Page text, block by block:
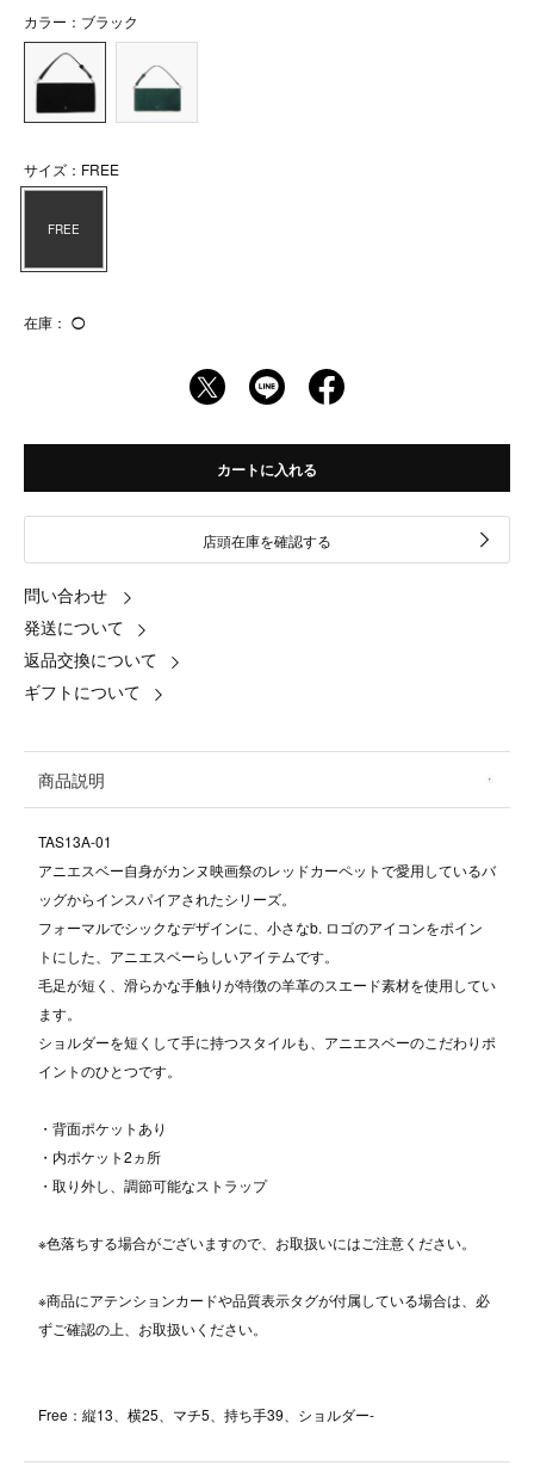
カラー：ブラック
サイズ：FREE
FREE
在庫： ◯
カートに入れる
店頭在庫を確認する
問い合わせ
発送について
返品交換について
ギフトについて
商品説明
TAS13A-01
アニエスベー自身がカンヌ映画祭のレッドカーペットで愛用しているバ
ッグからインスパイアされたシリーズ。
フォーマルでシックなデザインに、小さなb. ロゴのアイコンをポイン
トにした、アニエスベーらしいアイテムです。
毛足が短く、滑らかな手触りが特徴の羊革のスエード素材を使用してい
ます。
ショルダーを短くして手に持つスタイルも、アニエスベーのこだわりポ
イントのひとつです。
・背面ポケットあり
・内ポケット2ヵ所
・取り外し、調節可能なストラップ
※色落ちする場合がございますので、お取扱いにはご注意ください。
※商品にアテンションカードや品質表示タグが付属している場合は、必
ずご確認の上、お取扱いください。
Free：縦13、横25、マチ5、持ち手39、ショルダー-